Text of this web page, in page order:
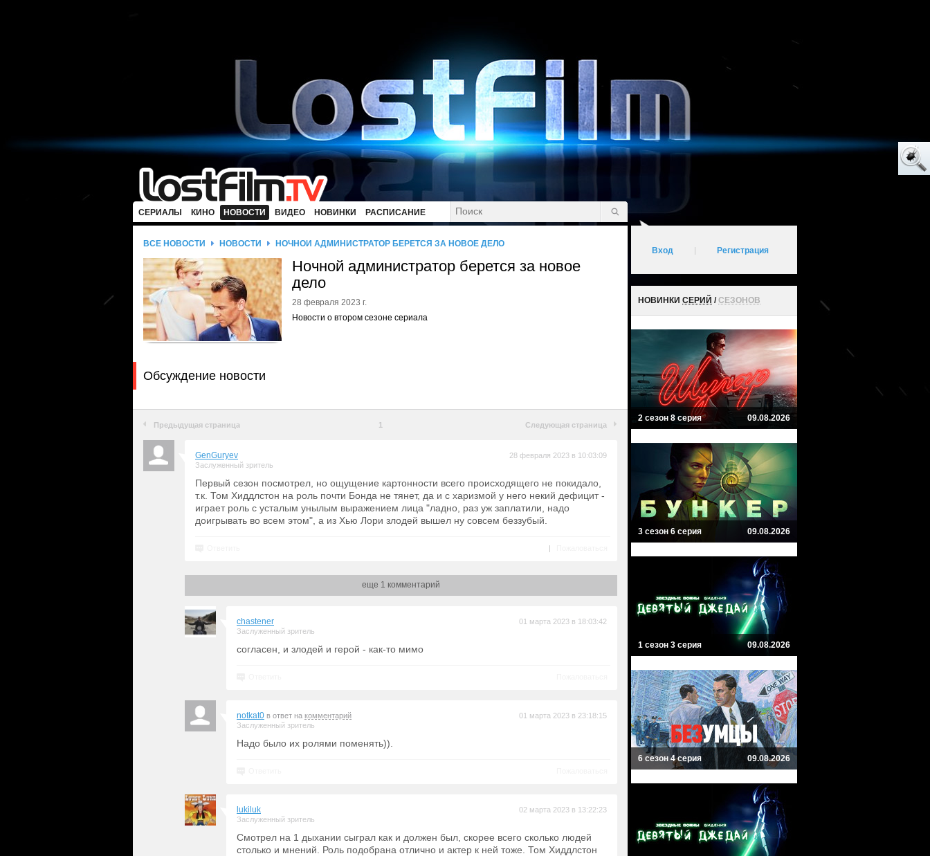
СЕРИАЛЫ КИНО НОВОСТИ ВИДЕО НОВИНКИ РАСПИСАНИЕ
ВСЕ НОВОСТИ НОВОСТИ НОЧНОЙ АДМИНИСТРАТОР БЕРЕТСЯ ЗА НОВОЕ ДЕЛО
Ночной администратор берется за новое
дело
28 февраля 2023 г.
Новости о втором сезоне сериала
Обсуждение новости
Предыдущая страница 1 Следующая страница
GenGuryev
Заслуженный зритель
28 февраля 2023 в 10:03:09
Первый сезон посмотрел, но ощущение картонности всего происходящего не покидало,
т.к. Том Хиддлстон на роль почти Бонда не тянет, да и с харизмой у него некий дефицит -
играет роль с усталым унылым выражением лица "ладно, раз уж заплатили, надо
доигрывать во всем этом", а из Хью Лори злодей вышел ну совсем беззубый.
|
еще 1 комментарий
chastener
Заслуженный зритель
01 марта 2023 в 18:03:42
согласен, и злодей и герой - как-то мимо
notkat0 в ответ на комментарий
Заслуженный зритель
01 марта 2023 в 23:18:15
Надо было их ролями поменять)).
lukiluk
Заслуженный зритель
02 марта 2023 в 13:22:23
Смотрел на 1 дыхании сыграл как и должен был, скорее всего сколько людей
столько и мнений. Роль подобрана отлично и актер к ней тоже. Том Хиддлстон
Вход Регистрация
НОВИНКИ СЕРИЙ /СЕЗОНОВ
2 сезон 8 серия 09.08.2026
3 сезон 6 серия 09.08.2026
1 сезон 3 серия 09.08.2026
6 сезон 4 серия 09.08.2026